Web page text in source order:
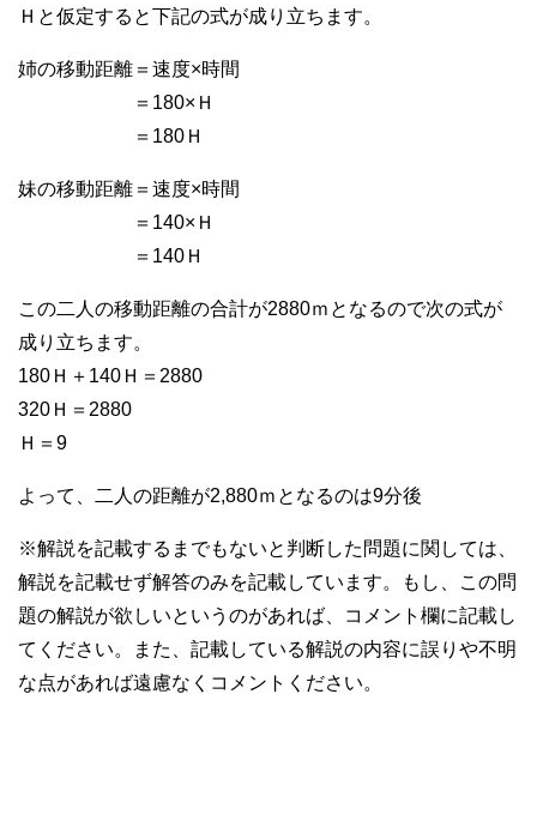
Ｈと仮定すると下記の式が成り立ちます。
姉の移動距離＝速度×時間
＝180×Ｈ
＝180Ｈ
妹の移動距離＝速度×時間
＝140×Ｈ
＝140Ｈ
この二人の移動距離の合計が2880ｍとなるので次の式が
成り立ちます。
180Ｈ＋140Ｈ＝2880
320Ｈ＝2880
Ｈ＝9
よって、二人の距離が2,880ｍとなるのは9分後
※解説を記載するまでもないと判断した問題に関しては、
解説を記載せず解答のみを記載しています。もし、この問
題の解説が欲しいというのがあれば、コメント欄に記載し
てください。また、記載している解説の内容に誤りや不明
な点があれば遠慮なくコメントください。